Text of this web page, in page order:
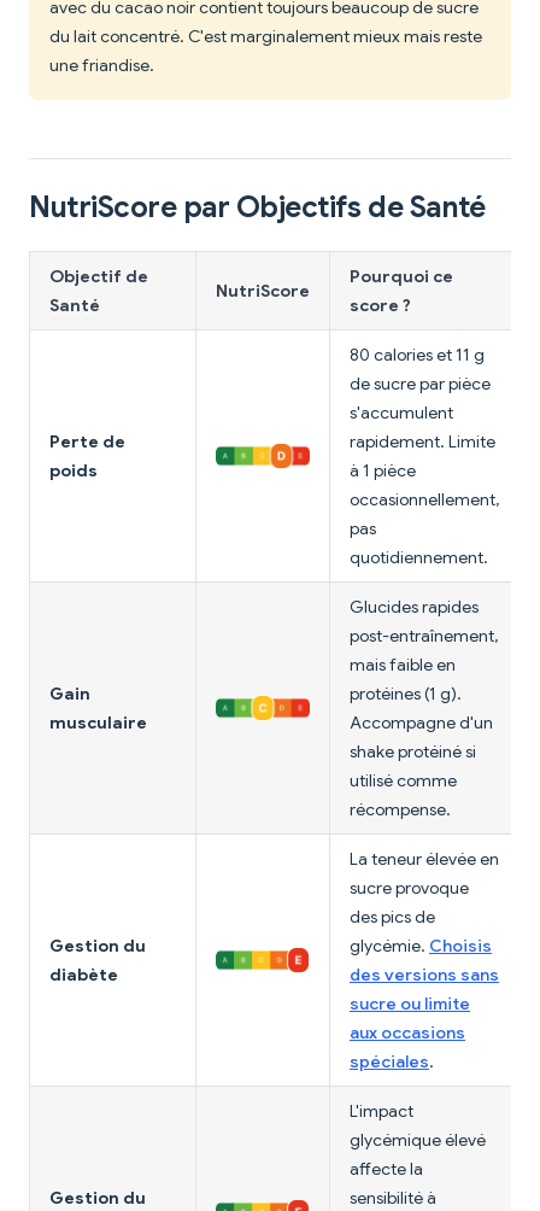
avec du cacao noir contient toujours beaucoup de sucre
du lait concentré. C'est marginalement mieux mais reste
une friandise.
NutriScore par Objectifs de Santé
Objectif de
Santé
NutriScore
Pourquoi ce
score ?
Perte de
poids
80 calories et 11 g
de sucre par pièce
s'accumulent
rapidement. Limite
à 1 pièce
occasionnellement,
pas
quotidiennement.
Gain
musculaire
Glucides rapides
post-entraînement,
mais faible en
protéines (1 g).
Accompagne d'un
shake protéiné si
utilisé comme
récompense.
Gestion du
diabète
La teneur élevée en
sucre provoque
des pics de
glycémie. Choisis
des versions sans
sucre ou limite
aux occasions
spéciales.
Gestion du
L'impact
glycémique élevé
affecte la
sensibilité à